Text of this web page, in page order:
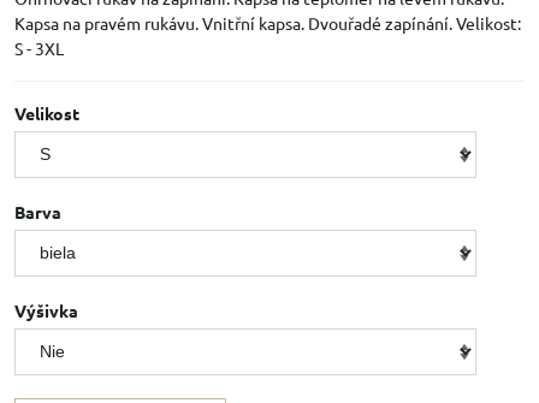
Kapsa na pravém rukávu. Vnitřní kapsa. Dvouřadé zapínání. Velikost:
S - 3XL
Velikost
Barva
Výšivka